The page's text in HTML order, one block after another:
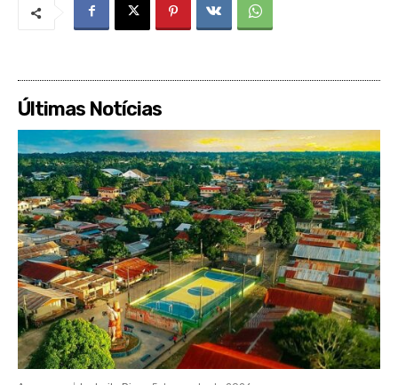
Últimas Notícias